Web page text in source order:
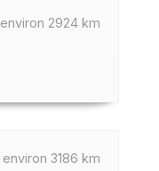
environ 2924 km
environ 3186 km